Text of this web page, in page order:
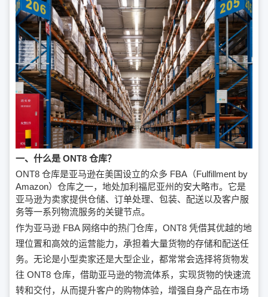
一、什么是 ONT8 仓库？
ONT8 仓库是亚马逊在美国设立的众多 FBA（Fulfillment by
Amazon）仓库之一，地处加利福尼亚州的安大略市。它是
亚马逊为卖家提供仓储、订单处理、包装、配送以及客户服
务等一系列物流服务的关键节点。
作为亚马逊 FBA 网络中的热门仓库，ONT8 凭借其优越的地
理位置和高效的运营能力，承担着大量货物的存储和配送任
务。无论是小型卖家还是大型企业，都常常会选择将货物发
往 ONT8 仓库，借助亚马逊的物流体系，实现货物的快速流
转和交付，从而提升客户的购物体验，增强自身产品在市场